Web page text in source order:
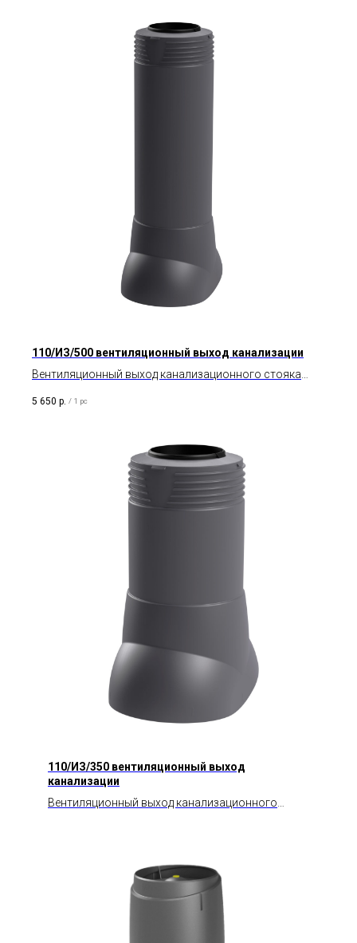
110/ИЗ/500 вентиляционный выход канализации
Вентиляционный выход канализационного стояка
5 650 р. / 1 pc
110/ИЗ/350 вентиляционный выход
канализации
Вентиляционный выход канализационного